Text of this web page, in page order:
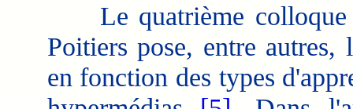
Le quatrième colloque
Poitiers pose, entre
en fonction des types